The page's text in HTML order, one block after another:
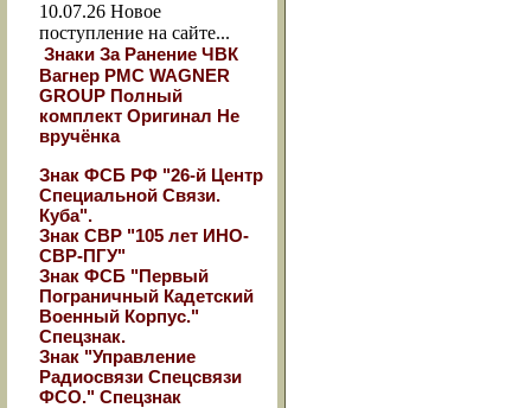
10.07.26 Новое
поступление на сайте...
Знаки За Ранение ЧВК
Вагнер РМС WAGNER
GROUP Полный
комплект Оригинал Не
вручёнка
Знак ФСБ РФ "26-й Центр
Специальной Связи.
Куба".
Знак СВР "105 лет ИНО-
СВР-ПГУ"
Знак ФСБ "Первый
Пограничный Кадетский
Военный Корпус."
Спецзнак.
Знак "Управление
Радиосвязи Спецсвязи
ФСО." Спецзнак